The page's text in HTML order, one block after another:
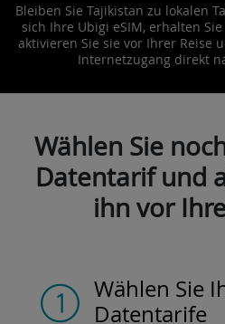
Bleiben Sie Tajikistan zu lokalen
sich Ihre Ubigi eSIM, erhalten
aktivieren Sie sie vor Ihrer Reise
Internetzugang direkt
Wählen Sie
Datentarif und
ihn vor
Wählen Sie
Datentarife